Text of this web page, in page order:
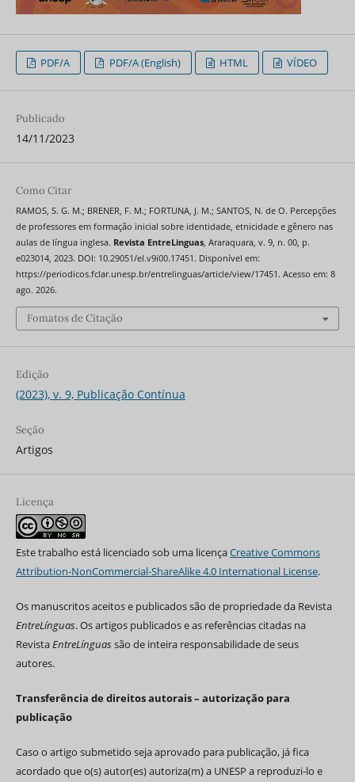
PDF/A PDF/A (English) HTML VÍDEO
Publicado
14/11/2023
Como Citar
RAMOS, S. G. M.; BRENER, F. M.; FORTUNA, J. M.; SANTOS, N. de O. Percepções
de professores em formação inicial sobre identidade, etnicidade e gênero nas
aulas de língua inglesa. Revista EntreLinguas, Araraquara, v. 9, n. 00, p.
e023014, 2023. DOI: 10.29051/el.v9i00.17451. Disponível em:
https://periodicos.fclar.unesp.br/entrelinguas/article/view/17451. Acesso em: 8
ago. 2026.
Fomatos de Citação
Edição
(2023), v. 9, Publicação Contínua
Seção
Artigos
Licença
Este trabalho está licenciado sob uma licençaCreative Commons
Attribution-NonCommercial-ShareAlike 4.0 International License.
Os manuscritos aceitos e publicados são de propriedade da Revista
EntreLínguas. Os artigos publicados e as referências citadas na
RevistaEntreLínguas são de inteira responsabilidade de seus
autores.
Transferência de direitos autorais – autorização para
publicação
Caso o artigo submetido seja aprovado para publicação, já fica
acordado que o(s) autor(es) autoriza(m) a UNESP a reproduzi-lo e